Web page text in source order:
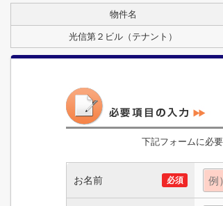
物件名
光信第２ビル（テナント）
下記フォームに必
お名前 必須